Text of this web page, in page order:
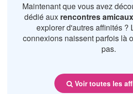
Maintenant que vous avez
dédié aux rencontres amicaux
explorer d'autres affinités ?
connexions naissent parfois là
pas.
Voir toutes les